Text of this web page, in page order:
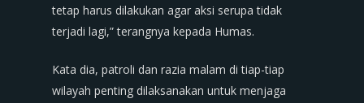
tetap harus dilakukan agar aksi serupa tidak
terjadi lagi,” terangnya kepada Humas.
Kata dia, patroli dan razia malam di tiap-tiap
wilayah penting dilaksanakan untuk menjaga